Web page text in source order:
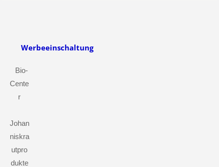
Werbeeinschaltung
Bio-
Cente
r
Johan
niskra
utpro
dukte